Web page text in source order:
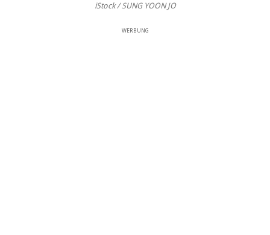
iStock / SUNG YOON JO
WERBUNG